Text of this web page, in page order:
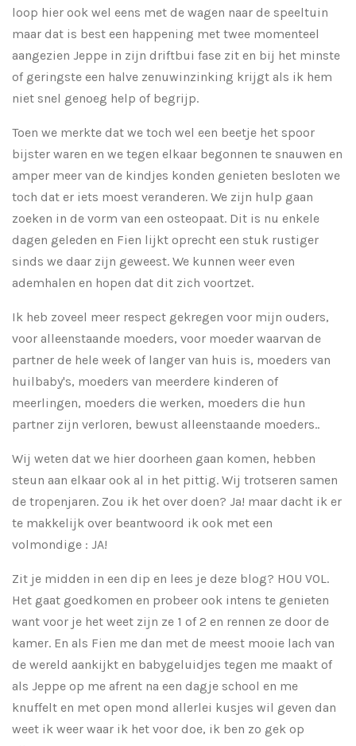
loop hier ook wel eens met de wagen naar de speeltuin
maar dat is best een happening met twee momenteel
aangezien Jeppe in zijn driftbui fase zit en bij het minste
of geringste een halve zenuwinzinking krijgt als ik hem
niet snel genoeg help of begrijp.
Toen we merkte dat we toch wel een beetje het spoor
bijster waren en we tegen elkaar begonnen te snauwen en
amper meer van de kindjes konden genieten besloten we
toch dat er iets moest veranderen. We zijn hulp gaan
zoeken in de vorm van een osteopaat. Dit is nu enkele
dagen geleden en Fien lijkt oprecht een stuk rustiger
sinds we daar zijn geweest. We kunnen weer even
ademhalen en hopen dat dit zich voortzet.
Ik heb zoveel meer respect gekregen voor mijn ouders,
voor alleenstaande moeders, voor moeder waarvan de
partner de hele week of langer van huis is, moeders van
huilbaby's, moeders van meerdere kinderen of
meerlingen, moeders die werken, moeders die hun
partner zijn verloren, bewust alleenstaande moeders..
Wij weten dat we hier doorheen gaan komen, hebben
steun aan elkaar ook al in het pittig. Wij trotseren samen
de tropenjaren. Zou ik het over doen? Ja! maar dacht ik er
te makkelijk over beantwoord ik ook met een
volmondige : JA!
Zit je midden in een dip en lees je deze blog? HOU VOL.
Het gaat goedkomen en probeer ook intens te genieten
want voor je het weet zijn ze 1 of 2 en rennen ze door de
kamer. En als Fien me dan met de meest mooie lach van
de wereld aankijkt en babygeluidjes tegen me maakt of
als Jeppe op me afrent na een dagje school en me
knuffelt en met open mond allerlei kusjes wil geven dan
weet ik weer waar ik het voor doe, ik ben zo gek op